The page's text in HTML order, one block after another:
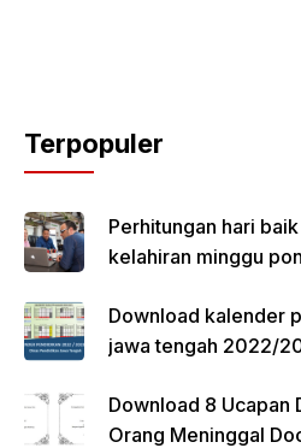
Terpopuler
Perhitungan hari
kelahiran minggu pon
Download kalender
jawa tengah 2022/
Download 8 Ucapan
Orang Meninggal